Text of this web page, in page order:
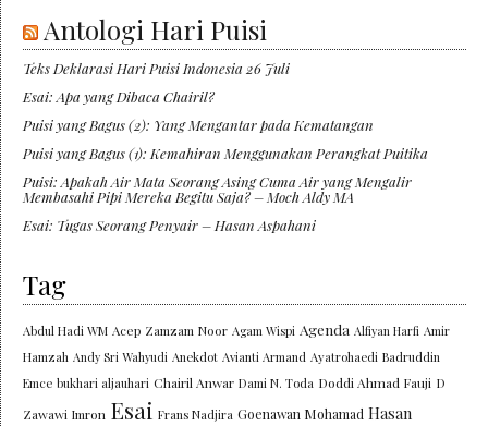
Antologi Hari Puisi
Teks Deklarasi Hari Puisi Indonesia 26 Juli
Esai: Apa yang Dibaca Chairil?
Puisi yang Bagus (2): Yang Mengantar pada Kematangan
Puisi yang Bagus (1): Kemahiran Menggunakan Perangkat Puitika
Puisi: Apakah Air Mata Seorang Asing Cuma Air yang Mengalir
Membasahi Pipi Mereka Begitu Saja? – Moch Aldy MA
Esai: Tugas Seorang Penyair – Hasan Aspahani
Tag
Abdul Hadi WM Acep Zamzam Noor Agam Wispi Agenda Alfiyan Harfi Amir
Hamzah Andy Sri Wahyudi Anekdot Avianti Armand Ayatrohaedi Badruddin
Emce bukhari aljauhari Chairil Anwar Dami N. Toda Doddi Ahmad Fauji D
Zawawi Imron Esai Frans Nadjira Goenawan Mohamad Hasan